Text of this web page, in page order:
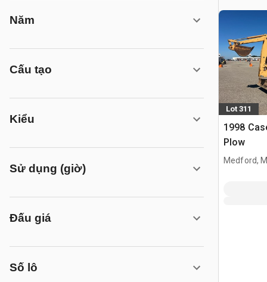
Năm
Cấu tạo
Kiểu
Sử dụng (giờ)
Đấu giá
Số lô
Lot 311
1998
Plow
Medford,